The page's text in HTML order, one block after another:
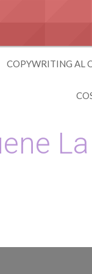
COPYWRITING AL